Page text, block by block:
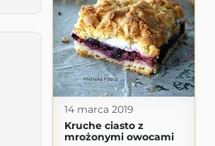
14 marca 2019
Kruche ciasto z
mrożonymi owocami